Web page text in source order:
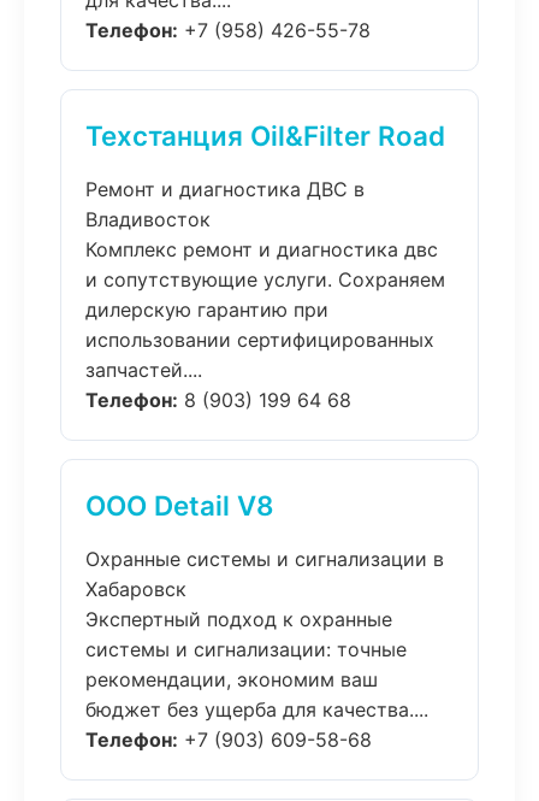
Телефон: +7 (958) 426-55-78
Техстанция Oil&Filter Road
Ремонт и диагностика ДВС в
Владивосток
Комплекс ремонт и диагностика двс
и сопутствующие услуги. Сохраняем
дилерскую гарантию при
использовании сертифицированных
запчастей....
Телефон: 8 (903) 199 64 68
ООО Detail V8
Охранные системы и сигнализации в
Хабаровск
Экспертный подход к охранные
системы и сигнализации: точные
рекомендации, экономим ваш
бюджет без ущерба для качества....
Телефон: +7 (903) 609-58-68